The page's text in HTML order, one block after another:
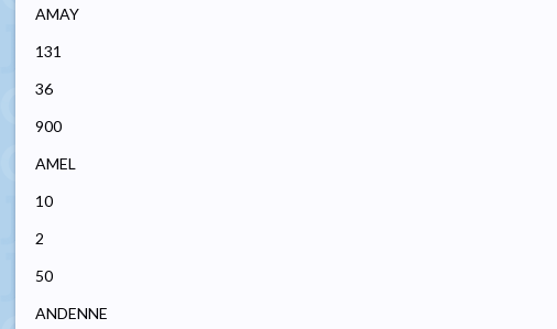
AMAY
131
36
900
AMEL
10
2
50
ANDENNE